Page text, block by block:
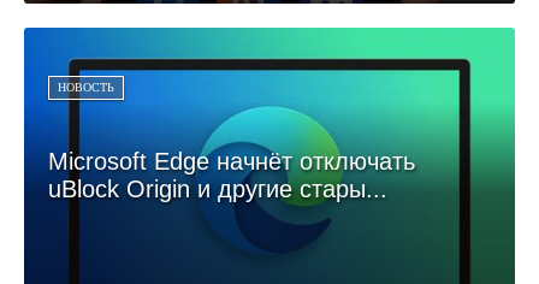
НОВОСТЬ
Microsoft Edge начнёт отключать
uBlock Origin и другие стары...